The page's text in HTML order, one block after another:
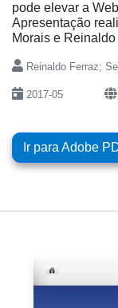
pode elevar a
Apresentação
Morais e Reinaldo
Reinaldo Ferraz;
2017-05
Ir para Adobe